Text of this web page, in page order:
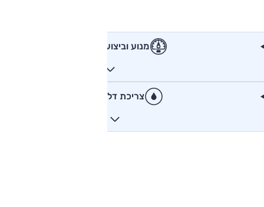
מנוע וביצועים
צריכת דלק